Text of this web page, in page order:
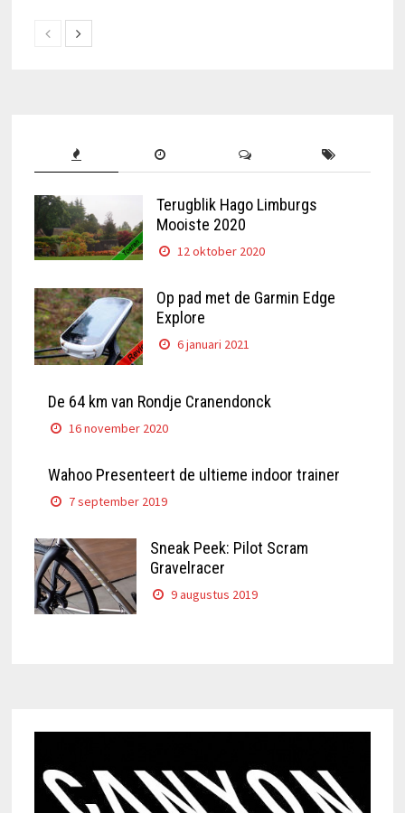
Terugblik Hago Limburgs
Mooiste 2020
12 oktober 2020
Op pad met de Garmin Edge
Explore
6 januari 2021
De 64 km van Rondje Cranendonck
16 november 2020
Wahoo Presenteert de ultieme indoor trainer
7 september 2019
Sneak Peek: Pilot Scram
Gravelracer
9 augustus 2019